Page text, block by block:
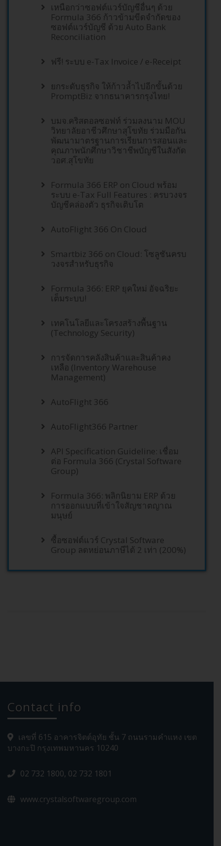
เหนือกว่าซอฟต์แวร์บัญชีอื่นๆ ด้วย
Formula 366 ก้าวข้ามขีดจำกัดของ
ซอฟต์แวร์บัญชี ด้วย Auto Bank
Reconciliation
ฟรี! ระบบ e-Tax Invoice / e-Receipt
ยกระดับธุรกิจ ให้ก้าวล้ำไปอีกขั้นด้วย
PromptBiz จากธนาคารกรุงไทย!
บมจ.คริสตอลซอฟท์ ร่วมลงนาม MOU
วิทยาลัยอาชีวศึกษาสุโขทัย ร่วมมือกัน
พัฒนามาตรฐานการเรียนการสอนและ
คุณภาพนักศึกษาวิชาชีพบัญชีในสังกัด
วอศ.สุโขทัย
Formula 366 ERP on Cloud พร้อม
ระบบ e-Tax Full Features : ครบวงจร
บัญชีคล่องตัว ธุรกิจเติบโต
AutoFlight 366 On Cloud
Smartbiz 366 on Cloud: โซลูชันครบ
วงจรสำหรับธุรกิจ
Formula 366: ERP ยุคใหม่ อัจฉริยะ
เต็มระบบ!
เทคโนโลยีและโครงสร้างพื้นฐาน
(Technology Security)
การจัดการคลังสินค้าและสินค้าคง
เหลือ (Inventory Warehouse
Management)
AutoFlight 366
AutoFlight366 Partner
API Specification Guideline: เชื่อม
ต่อ Formula 366 (Crystal Software
Group)
Formula 366: พลิกนิยาม ERP ด้วย
การออกแบบที่เข้าใจสัญชาตญาณ
มนุษย์
ซื้อซอฟต์แวร์ Crystal Software
Group ลดหย่อนภาษีได้ 2 เท่า (200%)
Contact info
เลขที่ 615 อาคารจิตต์อุทัย ชั้น 7 ถนนรามคำแหง เขต
บางกะปิ กรุงเทพมหานคร 10240
02 732 1800, 02 732 1801
www.crystalsoftwaregroup.com